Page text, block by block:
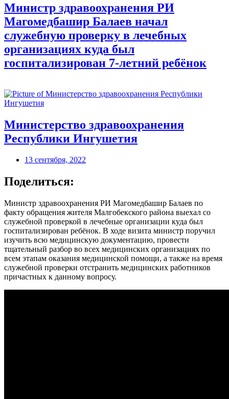
Министр здравоохранения РИ
Магомедбашир Балаев начал
служебную проверку в лечебных
организациях куда был
госпитализирован 7-летний ребёнок
Министерство здравоохранения
Республики Ингушетия
13 сентября, 2022
Поделиться:
Министр здравоохранения РИ Магомедбашир Балаев по
факту обращения жителя Малгобекского района выехал со
служебной проверкой в лечебные организации куда был
госпитализирован ребёнок. В ходе визита министр поручил
изучить всю медицинскую документацию, провести
тщательный разбор во всех медицинских организациях по
всем этапам оказания медицинской помощи, а также на время
служебной проверки отстранить медицинских работников
причастных к данному вопросу.